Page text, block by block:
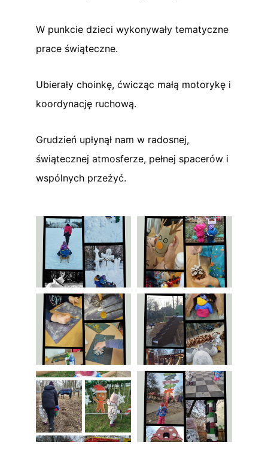
W punkcie dzieci wykonywały tematyczne
prace świąteczne.
Ubierały choinkę, ćwicząc małą motorykę i
koordynację ruchową.
Grudzień upłynął nam w radosnej,
świątecznej atmosferze, pełnej spacerów i
wspólnych przeżyć.